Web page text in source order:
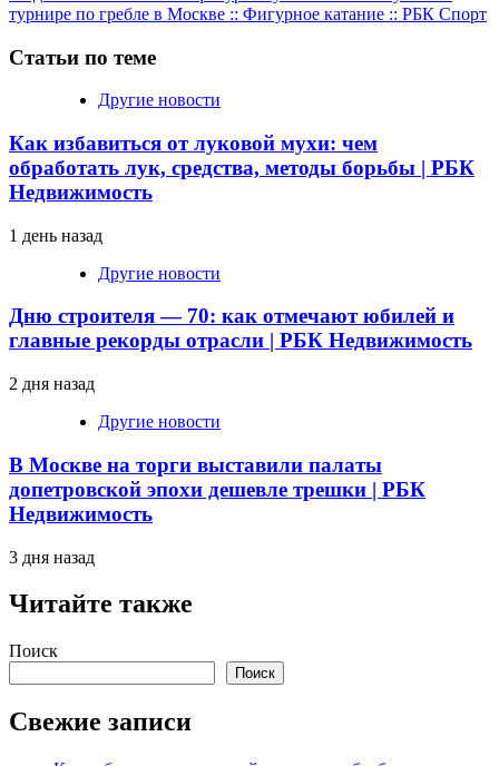
турнире по гребле в Москве :: Фигурное катание :: РБК Спорт
Статьи по теме
Другие новости
Как избавиться от луковой мухи: чем
обработать лук, средства, методы борьбы | РБК
Недвижимость
1 день назад
Другие новости
Дню строителя — 70: как отмечают юбилей и
главные рекорды отрасли | РБК Недвижимость
2 дня назад
Другие новости
В Москве на торги выставили палаты
допетровской эпохи дешевле трешки | РБК
Недвижимость
3 дня назад
Читайте также
Поиск
Поиск
Свежие записи